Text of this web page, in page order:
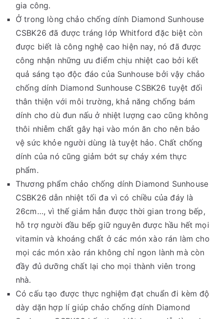
gia công.
Ở trong lòng chảo chống dính Diamond Sunhouse
CSBK26 đã được tráng lớp Whitford đặc biệt còn
được biết là công nghệ cao hiện nay, nó đã được
công nhận những ưu điểm chịu nhiệt cao bởi kết
quả sáng tạo độc đáo của Sunhouse bởi vậy chảo
chống dính Diamond Sunhouse CSBK26 tuyệt đối
thân thiện với môi trường, khả năng chống bám
dính cho dù đun nấu ở nhiệt lượng cao cũng không
thôi nhiễm chất gây hại vào món ăn cho nên bảo
vệ sức khỏe người dùng là tuyệt hảo. Chất chống
dính của nó cũng giảm bớt sự cháy xém thực
phẩm.
Thương phẩm chảo chống dính Diamond Sunhouse
CSBK26 dẫn nhiệt tối đa vì có chiều của đáy là
26cm…, vì thế giảm hẳn được thời gian trong bếp,
hỗ trợ người đầu bếp giữ nguyên được hầu hết mọi
vitamin và khoáng chất ở các món xào rán làm cho
mọi các món xào rán không chỉ ngon lành mà còn
đầy đủ dưỡng chất lại cho mọi thành viên trong
nhà.
Có cấu tạo được thực nghiệm đạt chuẩn đi kèm độ
dày dặn hợp lí giúp chảo chống dính Diamond